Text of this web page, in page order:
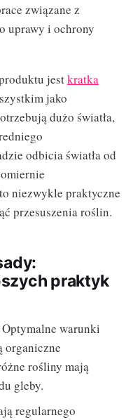
związane z
uprawy i ochrony
jestkratka
jako
dużo światła,
odbicia światła od
niezwykle praktyczne
przesuszenia roślin.
praktyk
Optymalne warunki
organiczne
rośliny mają
gleby.
regularnego